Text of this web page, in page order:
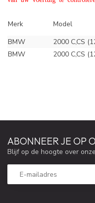
Merk Model
BMW
2000 C,CS
BMW
2000 C,CS
ABONNEER JE OP
Blijf op de hoogte over